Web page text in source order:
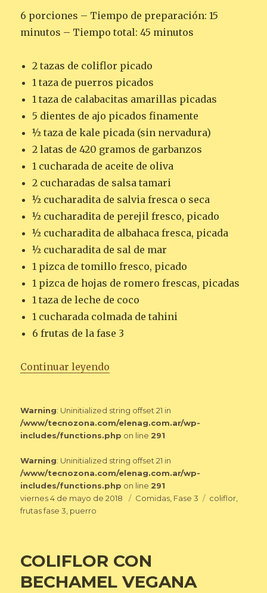
6 porciones – Tiempo de preparación: 15
minutos – Tiempo total: 45 minutos
2 tazas de coliflor picado
1 taza de puerros picados
1 taza de calabacitas amarillas picadas
5 dientes de ajo picados finamente
½ taza de kale picada (sin nervadura)
2 latas de 420 gramos de garbanzos
1 cucharada de aceite de oliva
2 cucharadas de salsa tamari
½ cucharadita de salvia fresca o seca
½ cucharadita de perejil fresco, picado
½ cucharadita de albahaca fresca, picada
½ cucharadita de sal de mar
1 pizca de tomillo fresco, picado
1 pizca de hojas de romero frescas, picadas
1 taza de leche de coco
1 cucharada colmada de tahini
6 frutas de la fase 3
Continuar leyendo
Warning: Uninitialized string offset 21 in
/www/tecnozona.com/elenag.com.ar/wp-
includes/functions.php on line 291
Warning: Uninitialized string offset 21 in
/www/tecnozona.com/elenag.com.ar/wp-
includes/functions.php on line 291
Publicado
el
viernes 4 de mayo de 2018 Categorías
Comidas, Fase 3 Etiquetas
coliflor,
frutas fase 3, puerro
COLIFLOR CON
BECHAMEL VEGANA